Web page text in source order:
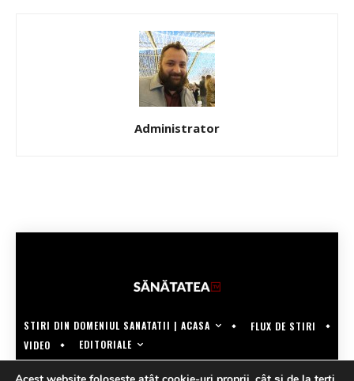
Administrator
STIRI DIN DOMENIUL SANATATII | ACASA
FLUX DE STIRI
VIDEO
EDITORIALE